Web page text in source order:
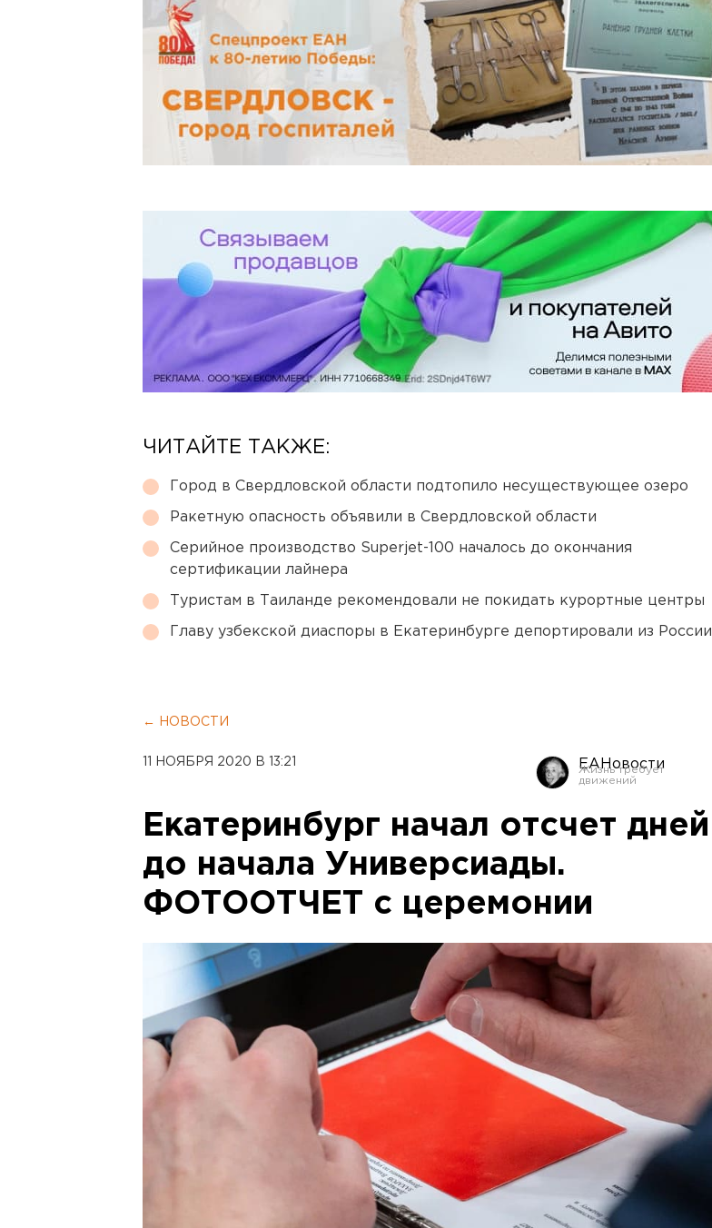
ЧИТАЙТЕ ТАКЖЕ:
Город в Свердловской области подтопило несуществующее озеро
Ракетную опасность объявили в Свердловской области
Серийное производство Superjet-100 началось до окончания
сертификации лайнера
Туристам в Таиланде рекомендовали не покидать курортные центры
Главу узбекской диаспоры в Екатеринбурге депортировали из России
← НОВОСТИ
11 НОЯБРЯ 2020 В 13:21 ЕАНовости
Екатеринбург начал отсчет дней
до начала Универсиады.
ФОТООТЧЕТ с церемонии